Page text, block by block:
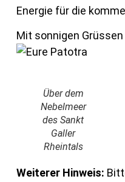
Energie für die
Mit sonnigen Grüssen
Über dem
Nebelmeer
des Sankt
Galler
Rheintals
Weiterer Hinweis: